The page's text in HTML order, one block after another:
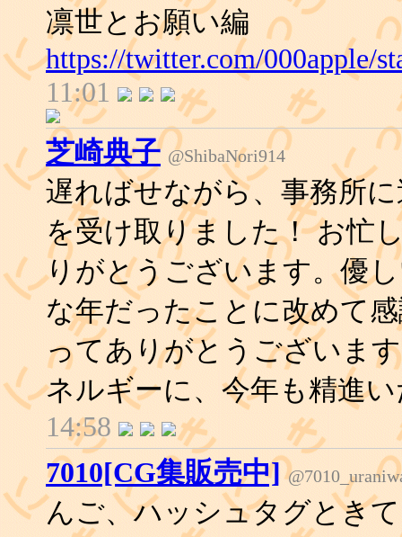
凛世とお願い編
https://twitter.com/000apple/
11:01
芝崎典子 @ShibaNori914
遅ればせながら、事務所
を受け取りました！ お忙
りがとうございます。優
な年だったことに改めて
ってありがとうございま
ネルギーに、今年も精進
14:58
7010[CG集販売中]
んご、ハッシュタグとき